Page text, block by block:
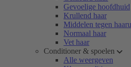
Gevoelige hoofdhuid
Krullend haar
Middelen tegen
Normaal haar
Vet haar
Conditioner & spoelen
Alle weergeven